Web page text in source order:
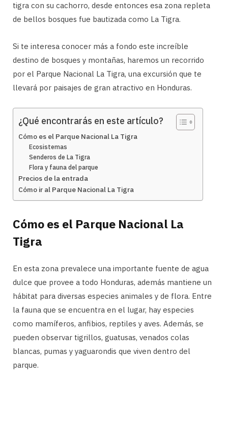
tigra con su cachorro, desde entonces esa zona repleta
de bellos bosques fue bautizada como La Tigra.
Si te interesa conocer más a fondo este increíble
destino de bosques y montañas, haremos un recorrido
por el Parque Nacional La Tigra, una excursión que te
llevará por paisajes de gran atractivo en Honduras.
¿Qué encontrarás en este artículo?
Cómo es el Parque Nacional La Tigra
Ecosistemas
Senderos de La Tigra
Flora y fauna del parque
Precios de la entrada
Cómo ir al Parque Nacional La Tigra
Cómo es el Parque Nacional La
Tigra
En esta zona prevalece una importante fuente de agua
dulce que provee a todo Honduras, además mantiene un
hábitat para diversas especies animales y de flora. Entre
la fauna que se encuentra en el lugar, hay especies
como mamíferos, anfibios, reptiles y aves. Además, se
pueden observar tigrillos, guatusas, venados colas
blancas, pumas y yaguarondis que viven dentro del
parque.